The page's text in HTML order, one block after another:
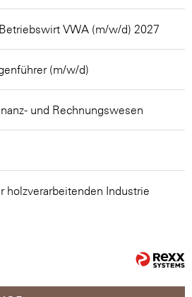
VWA (m/w/d) 2027
(m/w/d)
und Rechnungswesen
holzverarbeitenden Industrie